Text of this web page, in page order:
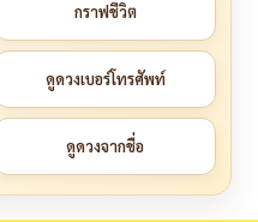
กราฟชีวิต
ดูดวงเบอร์โทรศัพท์
ดูดวงจากชื่อ